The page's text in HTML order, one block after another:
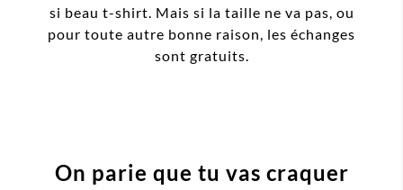
si beau t-shirt. Mais si la taille ne va pas, ou
pour toute autre bonne raison, les échanges
sont gratuits.
On parie que tu vas craquer